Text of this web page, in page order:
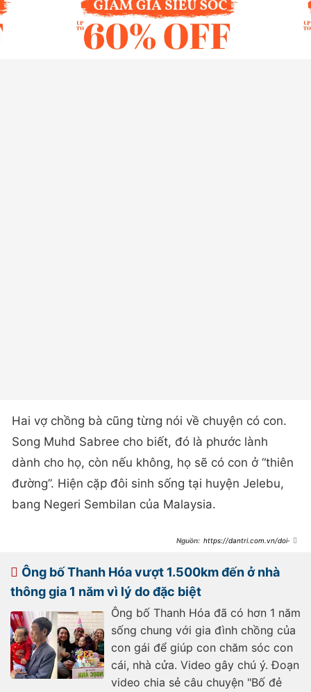
Hai vợ chồng bà cũng từng nói về chuyện có con.
Song Muhd Sabree cho biết, đó là phước lành
dành cho họ, còn nếu không, họ sẽ có con ở “thiên
đường”. Hiện cặp đôi sinh sống tại huyện Jelebu,
bang Negeri Sembilan của Malaysia.
https://dantri.com.vn/doi-
khong-gian-doi-
20260706170008614.htm
Ông bố Thanh Hóa vượt 1.500km đến ở nhà
thông gia 1 năm vì lý do đặc biệt
Ông bố Thanh Hóa đã có hơn 1 năm
sống chung với gia đình chồng của
con gái để giúp con chăm sóc con
cái, nhà cửa. Video gây chú ý. Đoạn
video chia sẻ câu chuyện "Bố đẻ